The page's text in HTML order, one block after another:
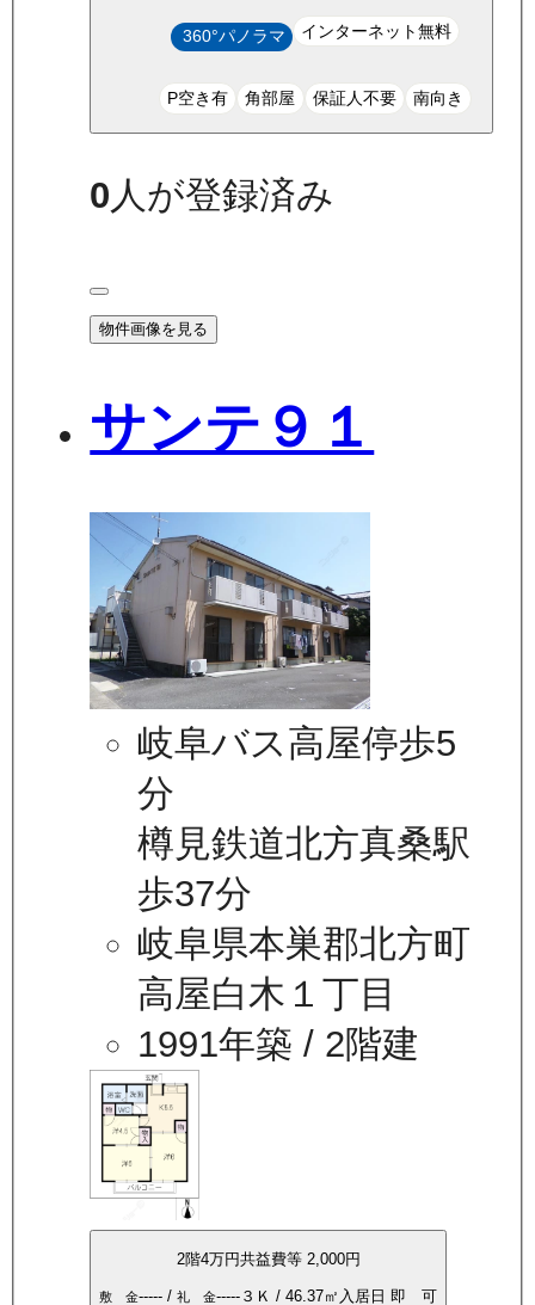
360°パノラマ インターネット無料
P空き有 角部屋 保証人不要 南向き
0人が登録済み
物件画像を見る
サンテ９１
岐阜バス高屋停歩5
分
樽見鉄道北方真桑駅
歩37分
岐阜県本巣郡北方町
高屋白木１丁目
1991年築 / 2階建
2階4万円共益費等 2,000円
敷 金----- /礼 金----- ３Ｋ /46.37㎡ 入居日 即 可